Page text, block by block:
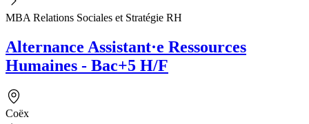
MBA Relations Sociales et Stratégie RH
Alternance Assistant·e Ressources
Humaines - Bac+5 H/F
Coëx